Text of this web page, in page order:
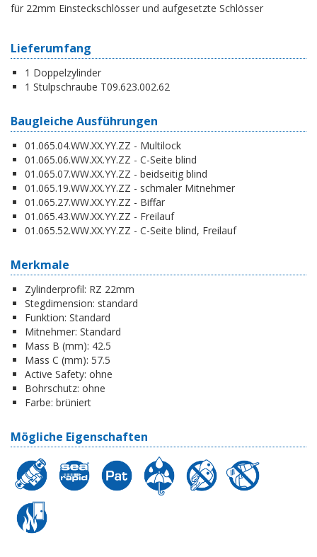
für 22mm Einsteckschlösser und aufgesetzte Schlösser
Lieferumfang
1 Doppelzylinder
1 Stulpschraube T09.623.002.62
Baugleiche Ausführungen
01.065.04.WW.XX.YY.ZZ - Multilock
01.065.06.WW.XX.YY.ZZ - C-Seite blind
01.065.07.WW.XX.YY.ZZ - beidseitig blind
01.065.19.WW.XX.YY.ZZ - schmaler Mitnehmer
01.065.27.WW.XX.YY.ZZ - Biffar
01.065.43.WW.XX.YY.ZZ - Freilauf
01.065.52.WW.XX.YY.ZZ - C-Seite blind, Freilauf
Merkmale
Zylinderprofil: RZ 22mm
Stegdimension: standard
Funktion: Standard
Mitnehmer: Standard
Mass B (mm): 42.5
Mass C (mm): 57.5
Active Safety: ohne
Bohrschutz: ohne
Farbe: brüniert
Mögliche Eigenschaften